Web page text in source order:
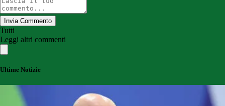
Invia Commento
Tutti
Leggi altri commenti
Ultime Notizie